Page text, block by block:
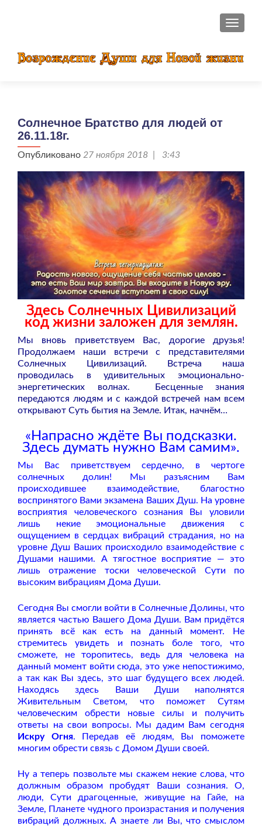
Солнечное Братство для людей от
26.11.18г.
Опубликовано 27 ноября 2018 | 3:43
Здесь Солнечных Цивилизаций
код жизни заложен для землян.
Мы вновь приветствуем Вас, дорогие друзья!
Продолжаем наши встречи с представителями
Солнечных Цивилизаций. Встреча наша
проводилась в удивительных эмоционально-
энергетических волнах. Бесценные знания
передаются людям и с каждой встречей нам всем
открывают Суть бытия на Земле. Итак, начнём…
«Напрасно ждёте Вы подсказки.
Здесь думать нужно Вам самим».
Мы Вас приветствуем сердечно, в чертоге
солнечных долин! Мы разъясним Вам
происходившее взаимодействие, благостно
воспринятого Вами экзамена Ваших Душ. На уровне
восприятия человеческого сознания Вы уловили
лишь некие эмоциональные движения с
ощущением в сердцах вибраций страдания, но на
уровне Душ Ваших происходило взаимодействие с
Душами нашими. А тягостное восприятие — это
лишь отражение тоски человеческой Сути по
высоким вибрациям Дома Души.
Сегодня Вы смогли войти в Солнечные Долины, что
является частью Вашего Дома Души. Вам придётся
принять всё как есть на данный момент. Не
стремитесь увидеть и познать боле того, что
сможете, не торопитесь, ведь для человека на
данный момент войти сюда, это уже непостижимо,
а так как Вы здесь, это шаг будущего всех людей.
Находясь здесь Ваши Души наполнятся
Живительным Светом, что поможет Сутям
человеческим обрести новые силы и получить
ответы на свои вопросы. Мы дадим Вам сегодня
Искру Огня. Передав её людям, Вы поможете
многим обрести связь с Домом Души своей.
Ну а теперь позвольте мы скажем некие слова, что
должным образом пробудят Ваши сознания. О,
люди, Сути драгоценные, живущие на Гайе, на
Земле, Планете чудного произрастания и получения
вибраций должных. А знаете ли Вы, что смыслом